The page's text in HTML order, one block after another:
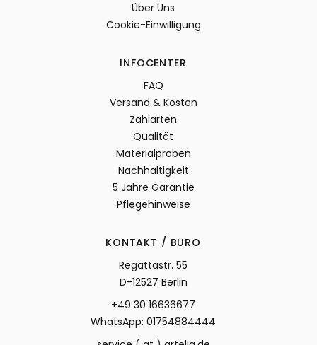
Über Uns
Cookie-Einwilligung
INFOCENTER
FAQ
Versand & Kosten
Zahlarten
Qualität
Materialproben
Nachhaltigkeit
5 Jahre Garantie
Pflegehinweise
KONTAKT / BÜRO
Regattastr. 55
D-12527 Berlin
+49 30 16636677
WhatsApp: 01754884444